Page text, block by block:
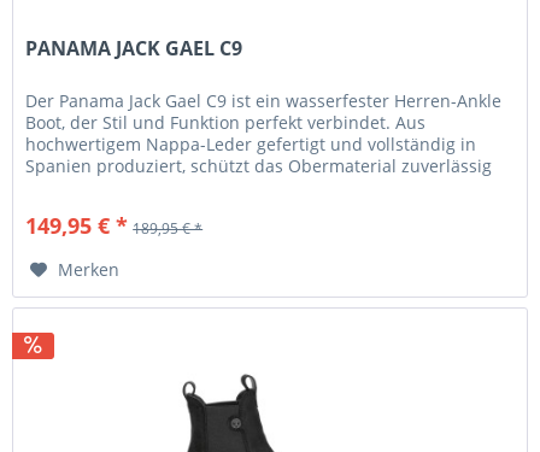
PANAMA JACK GAEL C9
Der Panama Jack Gael C9 ist ein wasserfester Herren-Ankle
Boot, der Stil und Funktion perfekt verbindet. Aus
hochwertigem Nappa-Leder gefertigt und vollständig in
Spanien produziert, schützt das Obermaterial zuverlässig
149,95 € * 189,95 € *
Merken